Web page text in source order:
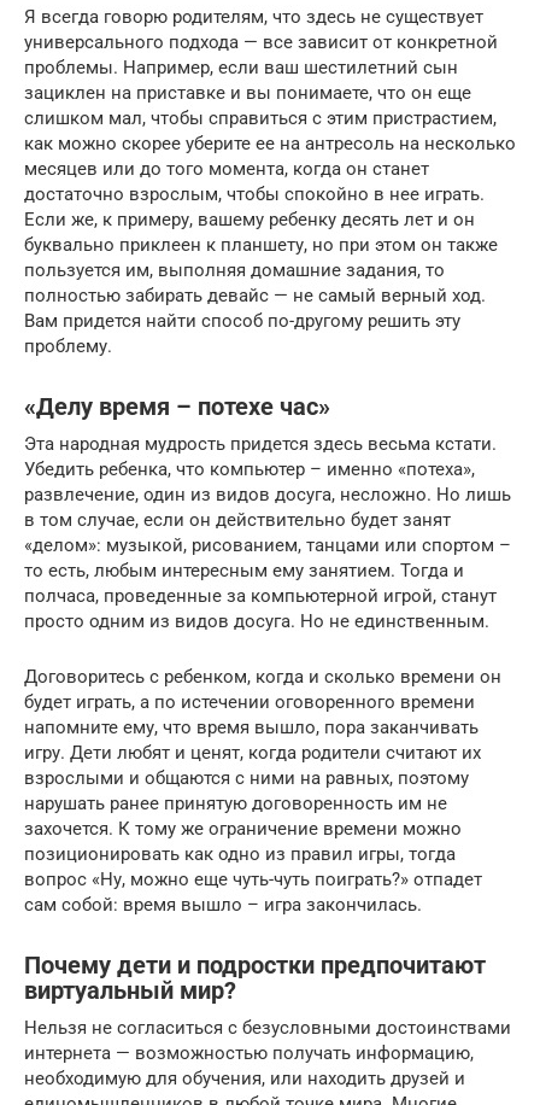
Я всегда говорю родителям, что здесь не существует
универсального подхода — все зависит от конкретной
проблемы. Например, если ваш шестилетний сын
зациклен на приставке и вы понимаете, что он еще
слишком мал, чтобы справиться с этим пристрастием,
как можно скорее уберите ее на антресоль на несколько
месяцев или до того момента, когда он станет
достаточно взрослым, чтобы спокойно в нее играть.
Если же, к примеру, вашему ребенку десять лет и он
буквально приклеен к планшету, но при этом он также
пользуется им, выполняя домашние задания, то
полностью забирать девайс — не самый верный ход.
Вам придется найти способ по-другому решить эту
проблему.
«Делу время – потехе час»
Эта народная мудрость придется здесь весьма кстати.
Убедить ребенка, что компьютер – именно «потеха»,
развлечение, один из видов досуга, несложно. Но лишь
в том случае, если он действительно будет занят
«делом»: музыкой, рисованием, танцами или спортом –
то есть, любым интересным ему занятием. Тогда и
полчаса, проведенные за компьютерной игрой, станут
просто одним из видов досуга. Но не единственным.
Договоритесь с ребенком, когда и сколько времени он
будет играть, а по истечении оговоренного времени
напомните ему, что время вышло, пора заканчивать
игру. Дети любят и ценят, когда родители считают их
взрослыми и общаются с ними на равных, поэтому
нарушать ранее принятую договоренность им не
захочется. К тому же ограничение времени можно
позиционировать как одно из правил игры, тогда
вопрос «Ну, можно еще чуть-чуть поиграть?» отпадет
сам собой: время вышло – игра закончилась.
Почему дети и подростки предпочитают
виртуальный мир?
Нельзя не согласиться с безусловными достоинствами
интернета — возможностью получать информацию,
необходимую для обучения, или находить друзей и